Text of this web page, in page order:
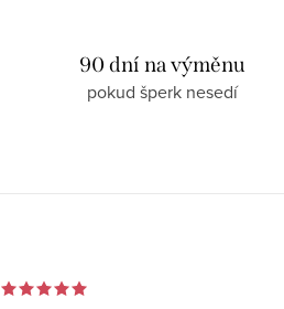
90 dní na výměnu
pokud šperk nesedí